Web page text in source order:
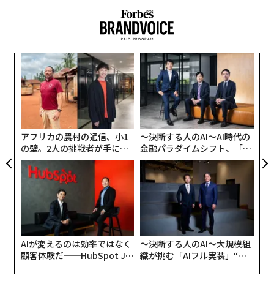
アフリカの農村の通信、小1
の壁。2人の挑戦者が手にし
た「次なる武器」
〜決断する人のAI〜AI時代の
金融パラダイムシフト、「超
個別化」の核心 【MUFG×ウ
ェルスナビ×PwC】
AIが変えるのは効率ではなく
顧客体験だ──HubSpot Ja
〜決断する人のAI〜大規模組
織が挑む「AIフル実装」“使